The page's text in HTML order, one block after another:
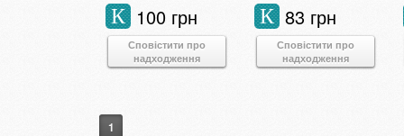
100 грн
К
Сповістити про
надходження
83 грн
К
Сповістити про
надходження
1